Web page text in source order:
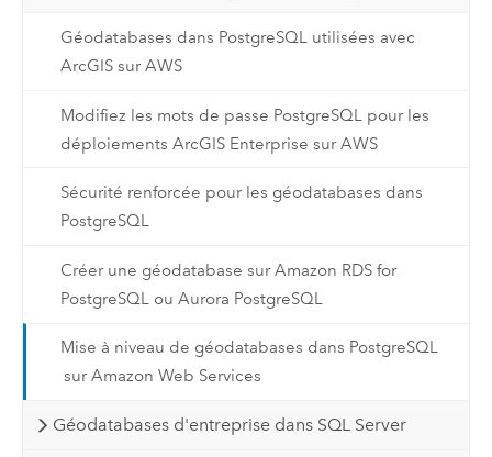
Géodatabases dans PostgreSQL utilisées avec
ArcGIS sur AWS
Modifiez les mots de passe PostgreSQL pour les
déploiements ArcGIS Enterprise sur AWS
Sécurité renforcée pour les géodatabases dans
PostgreSQL
Créer une géodatabase sur Amazon RDS for
PostgreSQL ou Aurora PostgreSQL
Mise à niveau de géodatabases dans PostgreSQL
sur Amazon Web Services
Géodatabases d'entreprise dans SQL Server